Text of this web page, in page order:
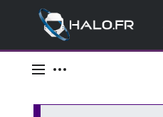
Menu principal
Outils personnels